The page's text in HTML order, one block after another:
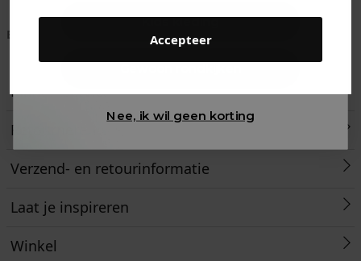
Accepteer
Betaal achteraf met
Voor 23:59 besteld
is morgen in huis!*
Klantenservice
Retourneren
Verzend- en retourinformatie
Laat je inspireren
Winkel
Kids kleding
Nee, ik wil geen korting